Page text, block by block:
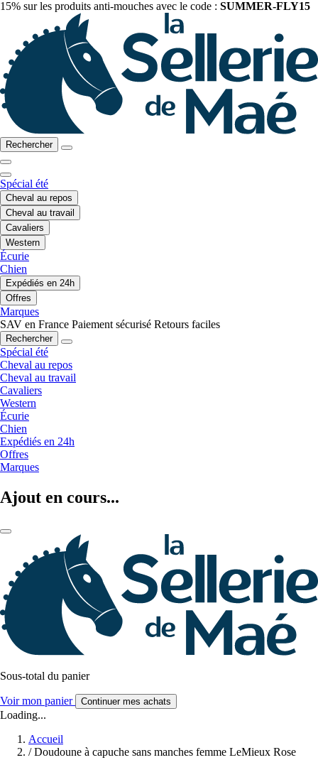
15% sur les produits anti-mouches avec le code : SUMMER-FLY15
Rechercher
Spécial été
Cheval au repos
Cheval au travail
Cavaliers
Western
Écurie
Chien
Expédiés en 24h
Offres
Marques
SAV en France Paiement sécurisé Retours faciles
Rechercher
Spécial été
Cheval au repos
Cheval au travail
Cavaliers
Western
Écurie
Chien
Expédiés en 24h
Offres
Marques
Ajout en cours...
Sous-total du panier
Voir mon panier Continuer mes achats
Loading...
Accueil
/ Doudoune à capuche sans manches femme LeMieux Rose